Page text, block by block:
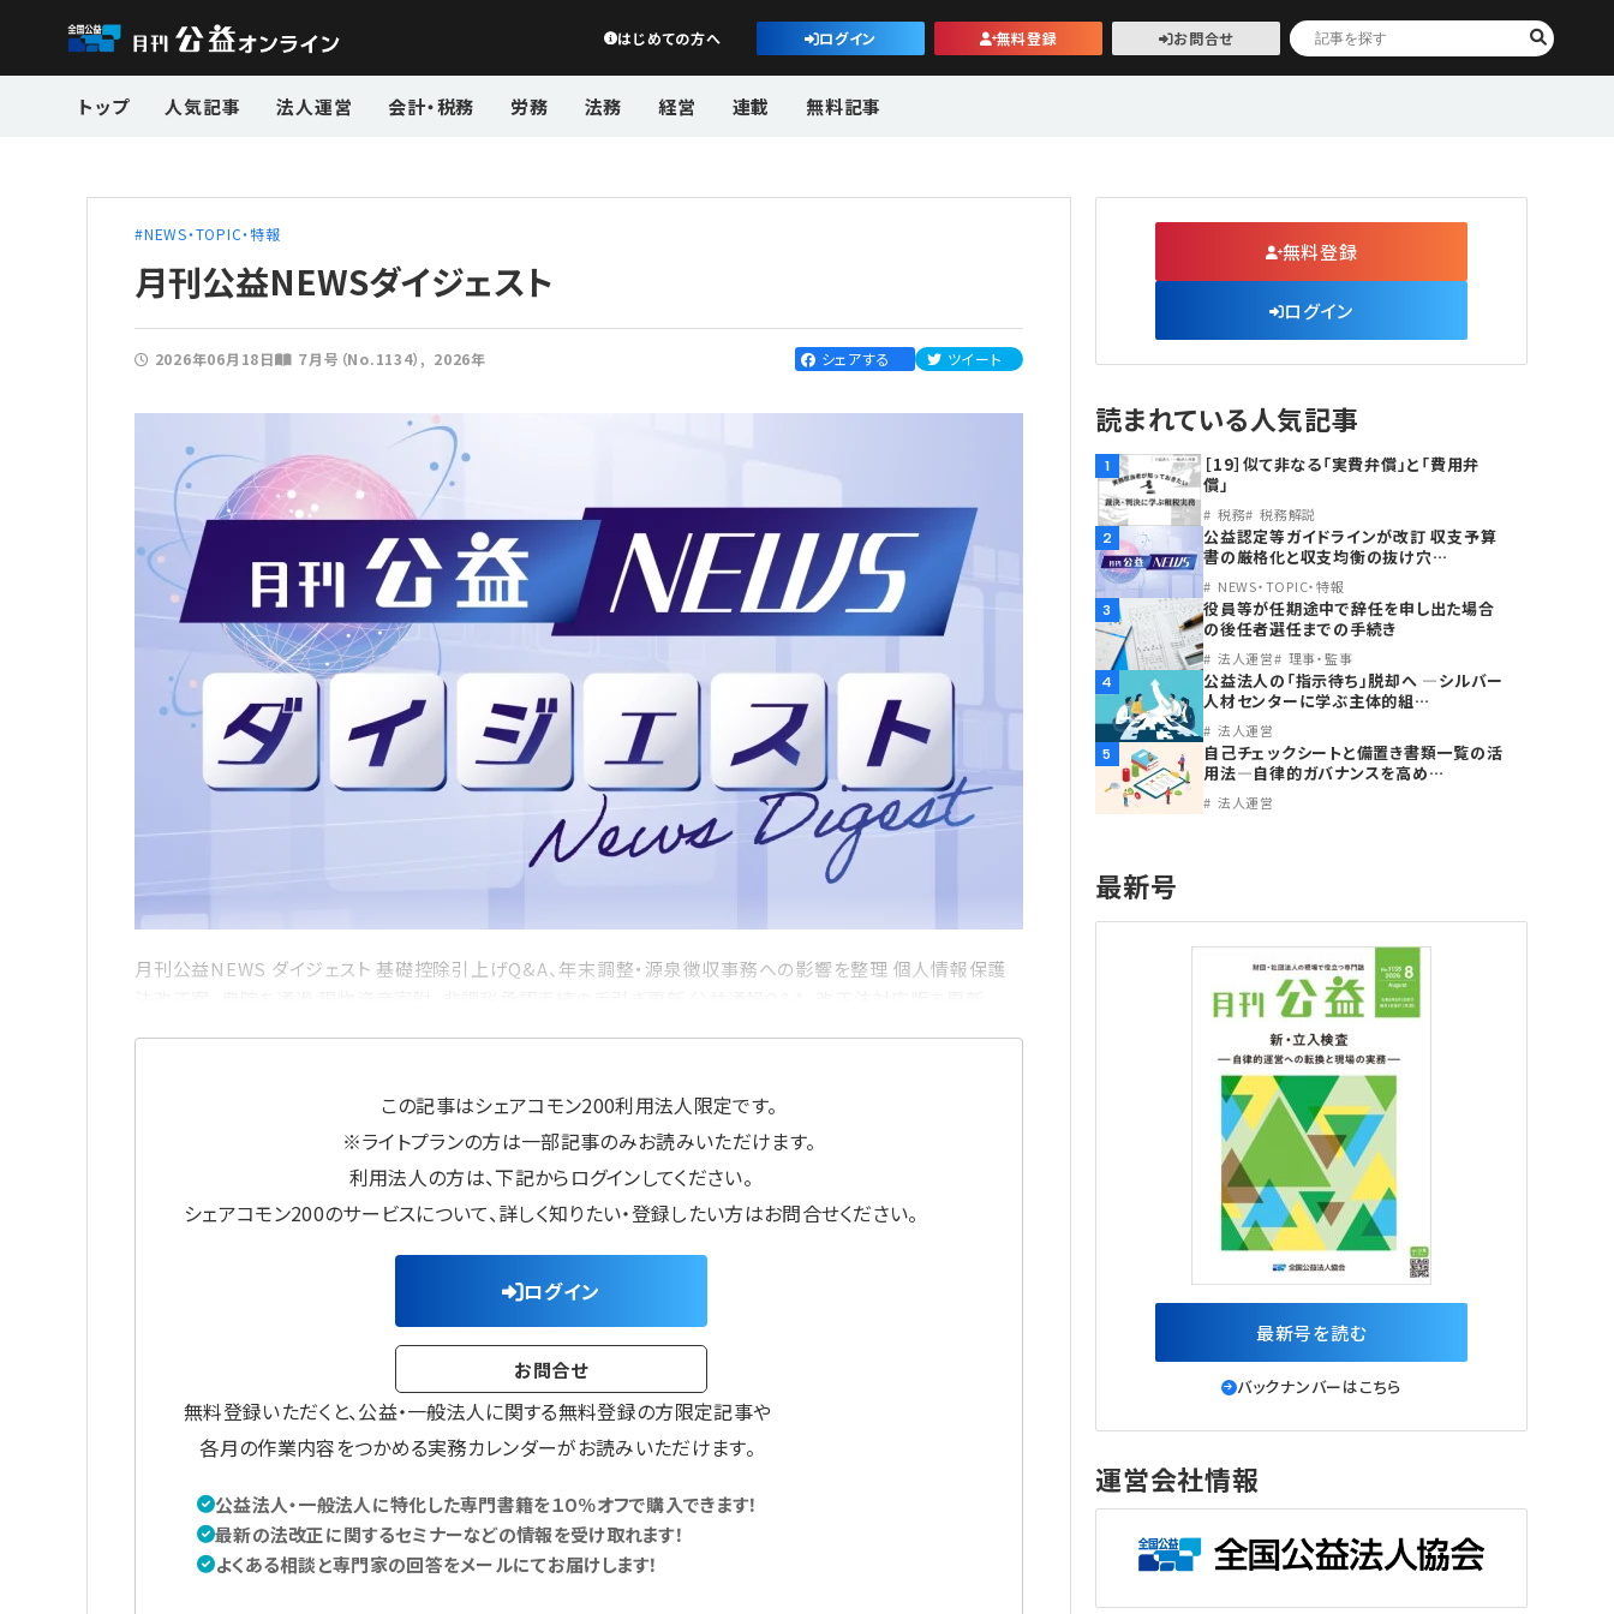
公益・一般法人オンライン
はじめての方へ ログイン 無料登録 お問合せ
トップ 人気記事 法人運営 会計・税務 労務 法務 経営 連載 無料記事
NEWS・TOPIC・特報
月刊公益NEWSダイジェスト
2026年06月18日 ７月号（No.1134） 2026年 シェアする ツイート
月刊公益NEWS ダイジェスト 基礎控除引上げQ&A、年末調整・源泉徴収事務への影響を整理 個人情報保護
この記事はシェアコモン200利用法人限定です。
※ライトプランの方は一部記事のみお読みいただけます。
利用法人の方は、下記からログインしてください。
シェアコモン200のサービスについて、詳しく知りたい・登録したい方はお問合せください。
ログイン
お問合せ
無料登録いただくと、公益・一般法人に関する無料登録の方限定記事や
各月の作業内容をつかめる実務カレンダーがお読みいただけます。
公益法人・一般法人に特化した専門書籍を１０％オフで購入できます！
最新の法改正に関するセミナーなどの情報を受け取れます！
よくある相談と専門家の回答をメールにてお届けします！
無料登録
ログイン
読まれている人気記事
1
［19］似て非なる「実費弁償」と「費用弁
償」
税務 税務解説
2
公益認定等ガイドラインが改訂 収支予算
書の厳格化と収支均衡の抜け穴…
NEWS・TOPIC・特報
3
役員等が任期途中で辞任を申し出た場合
の後任者選任までの手続き
法人運営 理事・監事
4
公益法人の「指示待ち」脱却へ ―シルバー
人材センターに学ぶ主体的組…
法人運営
5
自己チェックシートと備置き書類一覧の活
用法―自律的ガバナンスを高め…
法人運営
最新号
最新号を読む
バックナンバーはこちら
運営会社情報